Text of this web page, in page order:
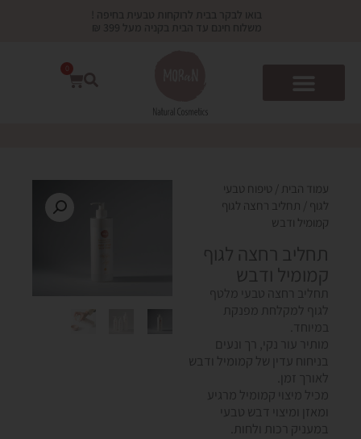
0
עגלת
עמוד הבית
טיפוח טבעי
לגוף / תחליב רחצה לגוף
קמומיל ודבש
תחליב רחצה לגוף
קמומיל ודבש
תחליב רחצה טבעי מלטף
לגוף למקלחת מפנקת
במיוחד.
מותיר עור נקי, רך ונעים
בניחוח עדין של קמומיל ודבש
לאורך זמן.
מכיל מיצוי קמומיל מרגיע
ומאזן ומיצוי דבש טבעי
במעניק רכות ולחות.